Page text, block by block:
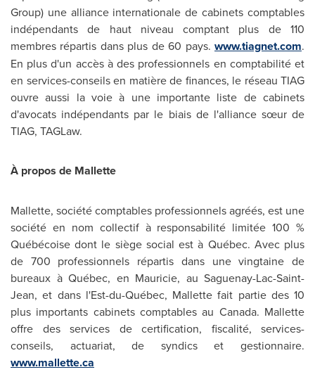
Group) une alliance internationale de cabinets comptables
indépendants de haut niveau comptant plus de 110
membres répartis dans plus de 60 pays. www.tiagnet.com.
En plus d'un accès à des professionnels en comptabilité et
en services-conseils en matière de finances, le réseau TIAG
ouvre aussi la voie à une importante liste de cabinets
d'avocats indépendants par le biais de l'alliance sœur de
TIAG, TAGLaw.
À propos de Mallette
Mallette, société comptables professionnels agréés, est une
société en nom collectif à responsabilité limitée 100 %
Québécoise dont le siège social est à Québec. Avec plus
de 700 professionnels répartis dans une vingtaine de
bureaux à Québec, en Mauricie, au Saguenay-Lac-Saint-
Jean, et dans l'Est-du-Québec, Mallette fait partie des 10
plus importants cabinets comptables au Canada. Mallette
offre des services de certification, fiscalité, services-
conseils, actuariat, de syndics et gestionnaire.
www.mallette.ca